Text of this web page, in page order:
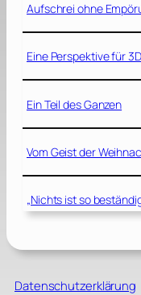
Aufschrei ohne
Eine Perspektive für 3D
Ein Teil des Ganzen
Vom Geist der
„Nichts ist so
Datenschutzerklärung